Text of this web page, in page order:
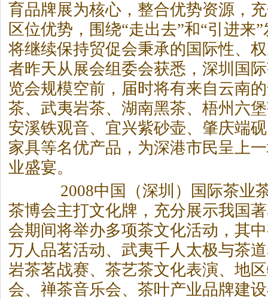
育品牌展为核心，整合优势资源，
区位优势，围绕“走出去”和“引进来
将继续保持贸促会秉承的国际性、
者昨天从展会组委会获悉，深圳国际
览会规模空前，届时将有来自云南
茶、武夷岩茶、湖南黑茶、梧州六堡
安溪铁观音、宜兴紫砂壶、肇庆端
家具等名优产品，为深港市民呈上
业盛宴。
2008中国（深圳）国际茶业
茶博会主打文化牌，充分展示我国
会期间将举办多项茶文化活动，其
万人品茗活动、武夷千人太极与茶
岩茶茗战赛、 茶艺茶文化表演、地
会、禅茶音乐会、 茶叶产业品牌建